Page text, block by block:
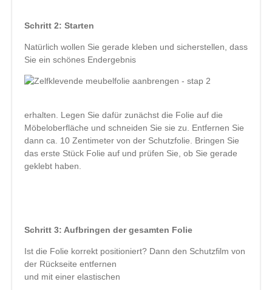
Schritt 2: Starten
Natürlich wollen Sie gerade kleben und sicherstellen, dass
Sie ein schönes Endergebnis
erhalten. Legen Sie dafür zunächst die Folie auf die
Möbeloberfläche und schneiden Sie sie zu. Entfernen Sie
dann ca. 10 Zentimeter von der Schutzfolie. Bringen Sie
das erste Stück Folie auf und prüfen Sie, ob Sie gerade
geklebt haben.
Schritt 3: Aufbringen der gesamten Folie
Ist die Folie korrekt positioniert? Dann den Schutzfilm von
der Rückseite entfernen
und mit einer elastischen